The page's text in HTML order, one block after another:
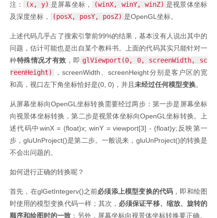
注： (x, y) 是屏幕坐标， (winX, winY, winZ) 是视景体坐标
及深度坐标，
(posX, posY, posZ) 是OpenGL坐标。
上述代码几乎占了搜索引擎前99%的结果，基本没有人说出其中的
问题，估计可能也是出自某个教科书。上面的代码其实只能针对一
种特殊情况才有效 ，即 glViewport(0, 0, screenWidth, sc
reenHeight)
，screenWidth、screenHeight分别是客户区的宽
和高，视口左下角坐标恰好是(0, 0)，并且 未经过任何模型变换。
从屏幕坐标向OpenGL坐标转换需要经过两步：第一步是屏幕坐标
向视景体坐标转换，第二步是视景体坐标向OpenGL坐标转换。上
述代码中winX = (float)x; winY = viewport[3] - (float)y;反映第一
步，gluUnProject()是第二步。一般说来，gluUnProject()的转换是
不会出问题的。
如何进行正确的转换呢？
首先，在glGetIntegerv()之前必须添上模型变换的代码 ，即和绘图
时使用的模型变换代码一样；其次， 必须保证平移、缩放、旋转的
顺序和绘图时的一致 ；另外，屏幕坐标向视景体坐标转换要正确。